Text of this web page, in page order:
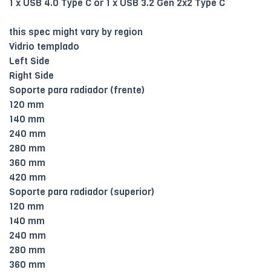
1 x USB 4.0 Type C or 1 x USB 3.2 Gen 2x2 Type C
this spec might vary by region
Vidrio templado
Left Side
Right Side
Soporte para radiador (frente)
120 mm
140 mm
240 mm
280 mm
360 mm
420 mm
Soporte para radiador (superior)
120 mm
140 mm
240 mm
280 mm
360 mm